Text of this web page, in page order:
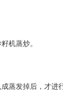
机蒸炒。
发掉后，才进